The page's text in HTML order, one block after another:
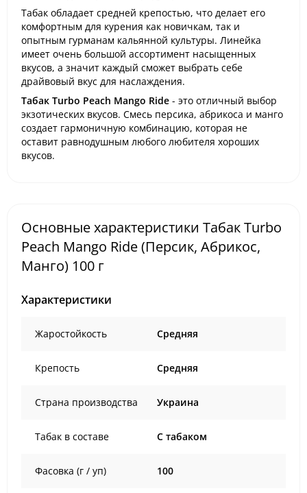
Табак обладает средней крепостью, что делает его
комфортным для курения как новичкам, так и
опытным гурманам кальянной культуры. Линейка
имеет очень большой ассортимент насыщенных
вкусов, а значит каждый сможет выбрать себе
драйвовый вкус для наслаждения.
Табак Turbo Peach Mango Ride - это отличный выбор
экзотических вкусов. Смесь персика, абрикоса и манго
создает гармоничную комбинацию, которая не
оставит равнодушным любого любителя хороших
вкусов.
Основные характеристики Табак Turbo
Peach Mango Ride (Персик, Абрикос,
Манго) 100 г
Характеристики
Жаростойкость Средняя
Крепость Средняя
Страна производства Украина
Табак в составе C табаком
Фасовка (г / уп) 100